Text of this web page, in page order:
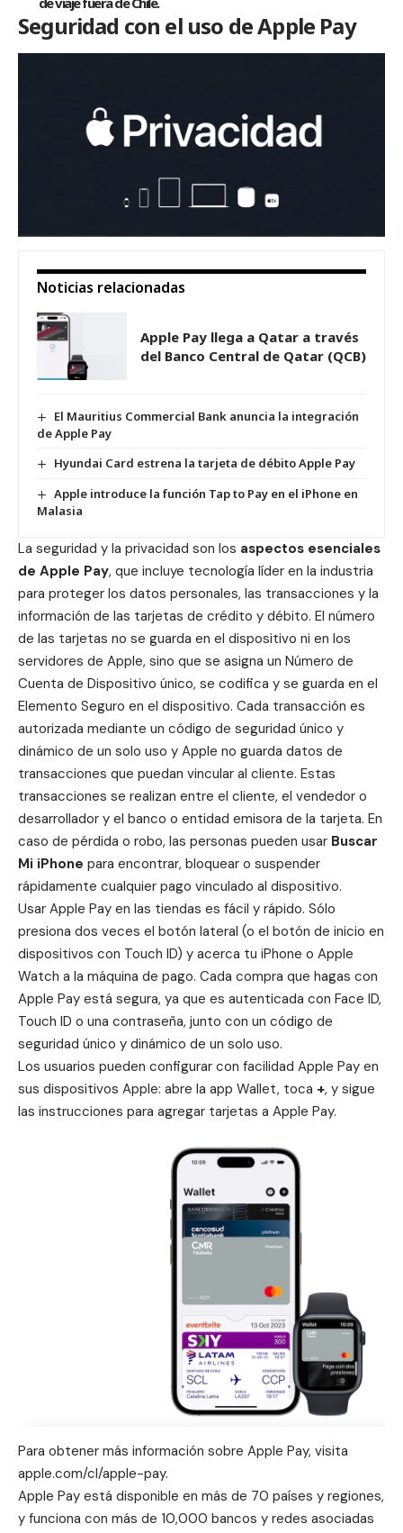
Seguridad con el uso de Apple Pay
Noticias relacionadas
Apple Pay llega a Qatar a través
del Banco Central de Qatar (QCB)
El Mauritius Commercial Bank anuncia la integración
de Apple Pay
Hyundai Card estrena la tarjeta de débito Apple Pay
Apple introduce la función Tap to Pay en el iPhone en
Malasia
La seguridad y la privacidad son los aspectos esenciales
de Apple Pay, que incluye tecnología líder en la industria
para proteger los datos personales, las transacciones y la
información de las tarjetas de crédito y débito. El número
de las tarjetas no se guarda en el dispositivo ni en los
servidores de Apple, sino que se asigna un Número de
Cuenta de Dispositivo único, se codifica y se guarda en el
Elemento Seguro en el dispositivo. Cada transacción es
autorizada mediante un código de seguridad único y
dinámico de un solo uso y Apple no guarda datos de
transacciones que puedan vincular al cliente. Estas
transacciones se realizan entre el cliente, el vendedor o
desarrollador y el banco o entidad emisora de la tarjeta. En
caso de pérdida o robo, las personas pueden usar Buscar
Mi iPhone para encontrar, bloquear o suspender
rápidamente cualquier pago vinculado al dispositivo.
Usar Apple Pay en las tiendas es fácil y rápido. Sólo
presiona dos veces el botón lateral (o el botón de inicio en
dispositivos con Touch ID) y acerca tu iPhone o Apple
Watch a la máquina de pago. Cada compra que hagas con
Apple Pay está segura, ya que es autenticada con Face ID,
Touch ID o una contraseña, junto con un código de
seguridad único y dinámico de un solo uso.
Los usuarios pueden configurar con facilidad Apple Pay en
sus dispositivos Apple: abre la app Wallet, toca +, y sigue
las instrucciones para agregar tarjetas a Apple Pay.
Para obtener más información sobre Apple Pay, visita
apple.com/cl/apple-pay.
Apple Pay está disponible en más de 70 países y regiones,
y funciona con más de 10,000 bancos y redes asociadas